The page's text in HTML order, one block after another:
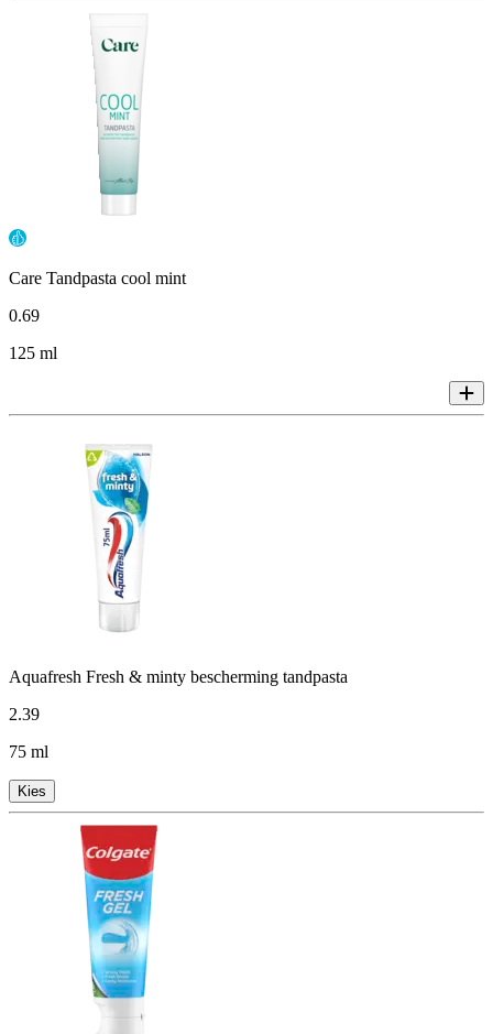
Care Tandpasta cool mint
0.69
125 ml
Aquafresh Fresh & minty bescherming tandpasta
2.39
75 ml
Kies